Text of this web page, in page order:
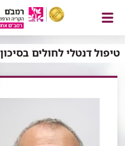
פתח
תפריט
טיפול דנטלי לחולים בסיכון